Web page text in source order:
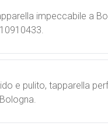
impeccabile a
e pulito, tapparella